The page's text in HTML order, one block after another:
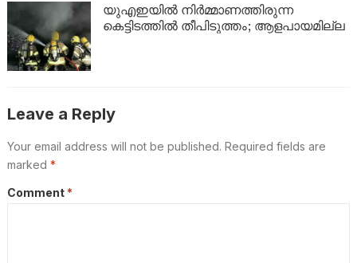
യുഎഇയിൽ നിർമ്മാണത്തിരുന്ന
കെട്ടിടത്തിൽ തീപിടുത്തം; ആളപായമില്ല
Leave a Reply
Your email address will not be published. Required fields are
marked *
Comment *